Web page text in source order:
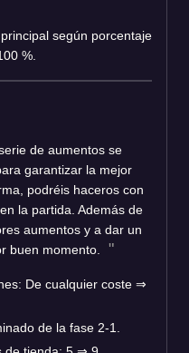
según porcentaje
%.
de aumentos se
garantizar la mejor
podréis haceros con
la partida. Además de
aumentos y a dar un
buen momento.
De cualquier coste ⇒
de la fase 2-1.